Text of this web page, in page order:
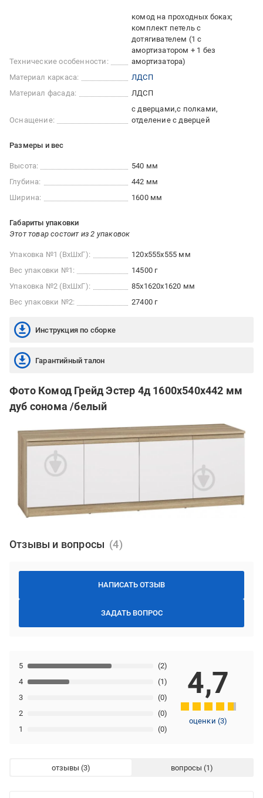
Технические особенности:
комод на проходных боках;
комплект петель с
дотягивателем (1 с
амортизатором + 1 без
амортизатора)
Материал каркаса:
ЛДСП
Материал фасада:
ЛДСП
Оснащение:
с дверцами с полками
отделение с дверцей
Размеры и вес
Высота:
540 мм
Глубина:
442 мм
Ширина:
1600 мм
Габариты упаковки
Этот товар состоит из 2 упаковок
Упаковка №1 (ВхШхГ):
120x555x555 мм
Вес упаковки №1:
14500 г
Упаковка №2 (ВхШхГ):
85x1620x1620 мм
Вес упаковки №2:
27400 г
Инструкция по сборке
Гарантийный талон
Фото Комод Грейд Эстер 4д 1600x540x442 мм
дуб сонома /белый
Отзывы и вопросы
НАПИСАТЬ ОТЗЫВ
ЗАДАТЬ ВОПРОС
1 (0)
2 (0)
3 (0)
4 (1)
5 (2)
4,7
оценки(3)
отзывы вопросы